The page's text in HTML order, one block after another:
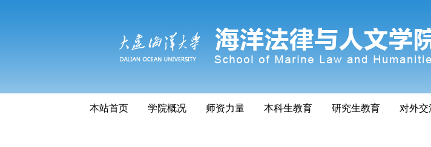
本站首页 学院概况 师资力量 本科生教育 研究生教育 对外交